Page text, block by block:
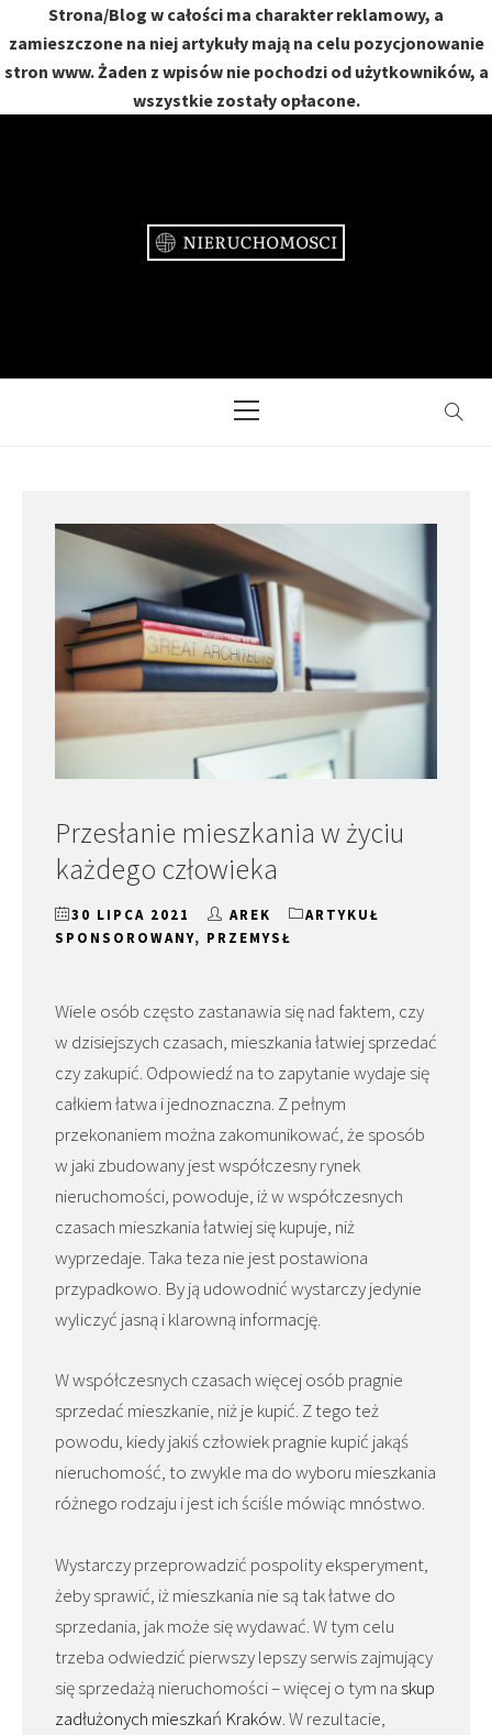
Strona/Blog w całości ma charakter reklamowy, a
zamieszczone na niej artykuły mają na celu pozycjonowanie
stron www. Żaden z wpisów nie pochodzi od użytkowników, a
wszystkie zostały opłacone.
Menu
Przesłanie mieszkania w życiu
każdego człowieka
30 LIPCA 2021 AREK
ARTYKUŁ
SPONSOROWANY, PRZEMYSŁ
Wiele osób często zastanawia się nad faktem, czy
w dzisiejszych czasach, mieszkania łatwiej sprzedać
czy zakupić. Odpowiedź na to zapytanie wydaje się
całkiem łatwa i jednoznaczna. Z pełnym
przekonaniem można zakomunikować, że sposób
w jaki zbudowany jest współczesny rynek
nieruchomości, powoduje, iż w współczesnych
czasach mieszkania łatwiej się kupuje, niż
wyprzedaje. Taka teza nie jest postawiona
przypadkowo. By ją udowodnić wystarczy jedynie
wyliczyć jasną i klarowną informację.
W współczesnych czasach więcej osób pragnie
sprzedać mieszkanie, niż je kupić. Z tego też
powodu, kiedy jakiś człowiek pragnie kupić jakąś
nieruchomość, to zwykle ma do wyboru mieszkania
różnego rodzaju i jest ich ściśle mówiąc mnóstwo.
Wystarczy przeprowadzić pospolity eksperyment,
żeby sprawić, iż mieszkania nie są tak łatwe do
sprzedania, jak może się wydawać. W tym celu
trzeba odwiedzić pierwszy lepszy serwis zajmujący
się sprzedażą nieruchomości – więcej o tym naskup
zadłużonych mieszkań Kraków. W rezultacie,